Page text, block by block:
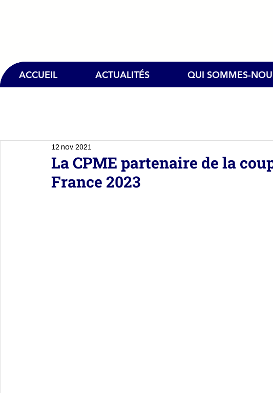
ACCUEIL ACTUALITÉS QUI SOMMES-
La CPME partenaire de la
France 2023
12 nov. 2021